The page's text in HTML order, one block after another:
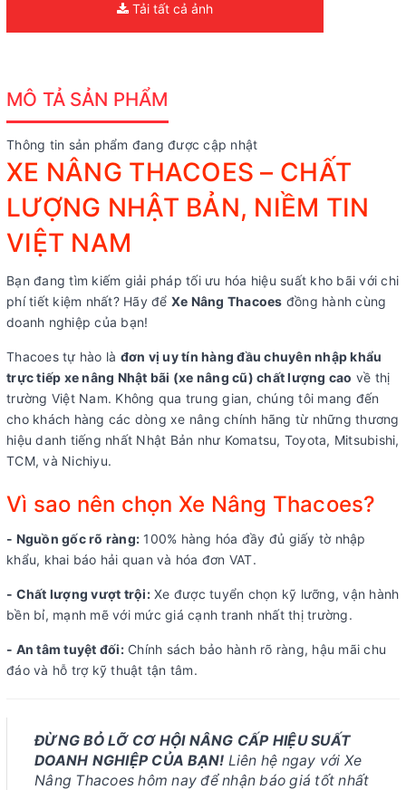
Tải tất cả ảnh
MÔ TẢ SẢN PHẨM
Thông tin sản phẩm đang được cập nhật
XE NÂNG THACOES – CHẤT
LƯỢNG NHẬT BẢN, NIỀM TIN
VIỆT NAM
Bạn đang tìm kiếm giải pháp tối ưu hóa hiệu suất kho bãi với chi
phí tiết kiệm nhất? Hãy để Xe Nâng Thacoes đồng hành cùng
doanh nghiệp của bạn!
Thacoes tự hào là đơn vị uy tín hàng đầu chuyên nhập khẩu
trực tiếp xe nâng Nhật bãi (xe nâng cũ) chất lượng cao về thị
trường Việt Nam. Không qua trung gian, chúng tôi mang đến
cho khách hàng các dòng xe nâng chính hãng từ những thương
hiệu danh tiếng nhất Nhật Bản như Komatsu, Toyota, Mitsubishi,
TCM, và Nichiyu.
Vì sao nên chọn Xe Nâng Thacoes?
- Nguồn gốc rõ ràng: 100% hàng hóa đầy đủ giấy tờ nhập
khẩu, khai báo hải quan và hóa đơn VAT.
- Chất lượng vượt trội:Xe được tuyển chọn kỹ lưỡng, vận hành
bền bỉ, mạnh mẽ với mức giá cạnh tranh nhất thị trường.
- An tâm tuyệt đối:Chính sách bảo hành rõ ràng, hậu mãi chu
đáo và hỗ trợ kỹ thuật tận tâm.
ĐỪNG BỎ LỠ CƠ HỘI NÂNG CẤP HIỆU SUẤT
DOANH NGHIỆP CỦA BẠN! Liên hệ ngay với Xe
Nâng Thacoes hôm nay để nhận báo giá tốt nhất